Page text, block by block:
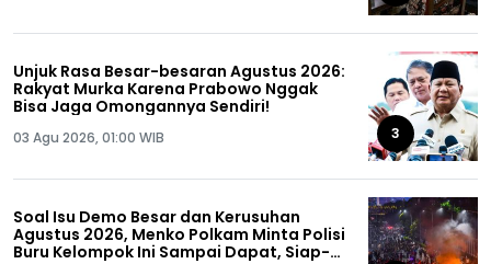
Unjuk Rasa Besar-besaran Agustus 2026:
Rakyat Murka Karena Prabowo Nggak
Bisa Jaga Omongannya Sendiri!
03 Agu 2026, 01:00 WIB 3
Soal Isu Demo Besar dan Kerusuhan
Agustus 2026, Menko Polkam Minta Polisi
Buru Kelompok Ini Sampai Dapat, Siap-